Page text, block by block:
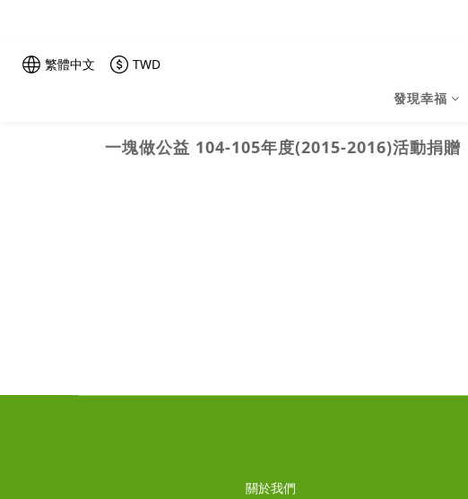
繁體中文 TWD
發現幸福
一塊做公益 104-105年度(2015-2016)活動捐贈
關於我們